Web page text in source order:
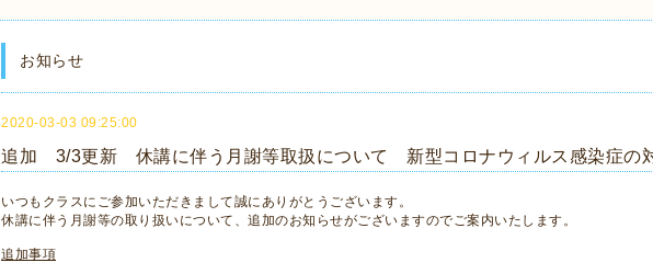
お知らせ
2020-03-03 09:25:00
追加 3/3更新 休講に伴う月謝等取扱について 新型コロナウィルス感染症の
いつもクラスにご参加いただきまして誠にありがとうございます。
休講に伴う月謝等の取り扱いについて、追加のお知らせがございますのでご案内いたします。
追加事項